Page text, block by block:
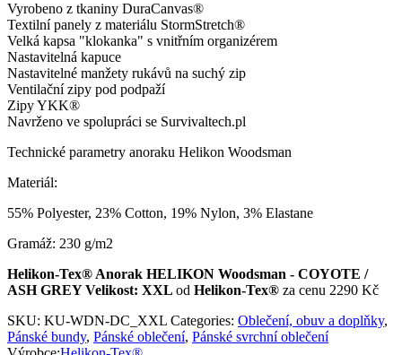
Vyrobeno z tkaniny DuraCanvas®
Textilní panely z materiálu StormStretch®
Velká kapsa "klokanka" s vnitřním organizérem
Nastavitelná kapuce
Nastavitelné manžety rukávů na suchý zip
Ventilační zipy pod podpaží
Zipy YKK®
Navrženo ve spolupráci se Survivaltech.pl
Technické parametry anoraku Helikon Woodsman
Materiál:
55% Polyester, 23% Cotton, 19% Nylon, 3% Elastane
Gramáž: 230 g/m2
Helikon-Tex® Anorak HELIKON Woodsman - COYOTE /
ASH GREY Velikost: XXL od Helikon-Tex® za cenu 2290 Kč
SKU: KU-WDN-DC_XXL Categories: Oblečení, obuv a doplňky,
Pánské bundy, Pánské oblečení, Pánské svrchní oblečení